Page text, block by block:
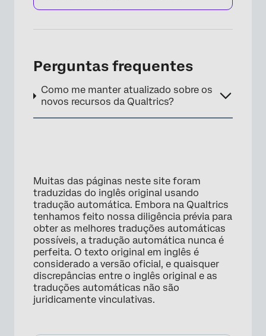
Perguntas frequentes
Como me manter atualizado sobre os
novos recursos da Qualtrics?
Muitas das páginas neste site foram
traduzidas do inglês original usando
tradução automática. Embora na Qualtrics
tenhamos feito nossa diligência prévia para
obter as melhores traduções automáticas
possíveis, a tradução automática nunca é
perfeita. O texto original em inglês é
considerado a versão oficial, e quaisquer
discrepâncias entre o inglês original e as
traduções automáticas não são
juridicamente vinculativas.